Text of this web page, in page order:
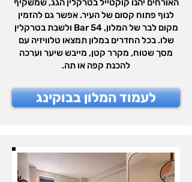
האורחים יהנו קוקטייל בטרקלין הגג, שמשקיף
לנוף פתוח קסום של העיר. אפשר גם להזמין
מקום לבר של המלון, Bar 54 ולשבת בטרקלין
שלו. בכל החדרים במלון תמצאו טלוויזיה עם
מסך שטוח, מקרר קטן, מייבש שיער וערכה
להכנת קפה או תה.
לעמוד המלון בבוקינג